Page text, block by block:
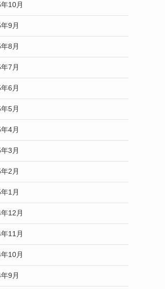
10月
9月
8月
7月
6月
5月
4月
3月
2月
1月
12月
11月
10月
9月